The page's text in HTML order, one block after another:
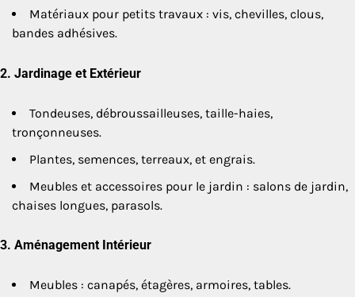
Matériaux pour petits travaux : vis, chevilles, clous,
bandes adhésives.
2. Jardinage et Extérieur
Tondeuses, débroussailleuses, taille-haies,
tronçonneuses.
Plantes, semences, terreaux, et engrais.
Meubles et accessoires pour le jardin : salons de jardin,
chaises longues, parasols.
3. Aménagement Intérieur
Meubles : canapés, étagères, armoires, tables.